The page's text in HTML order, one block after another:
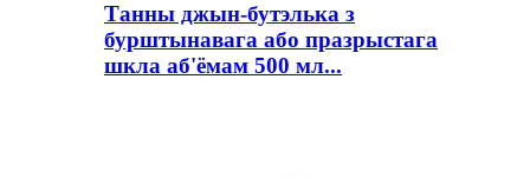
Танны джын-бутэлька з
бурштынавага або празрыстага
шкла аб'ёмам 500 мл...